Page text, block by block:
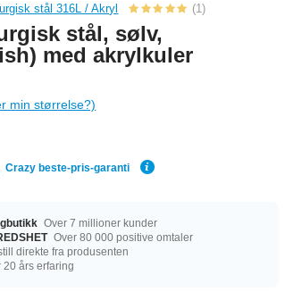
stål 316L / Akryl (1)
stål, sølv,
med akrylkuler
min størrelse?)
Crazy beste-pris-garanti
Over 7 millioner kunder
Over 80 000 positive omtaler
direkte fra produsenten
20 års erfaring